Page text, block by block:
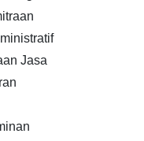
Jasa